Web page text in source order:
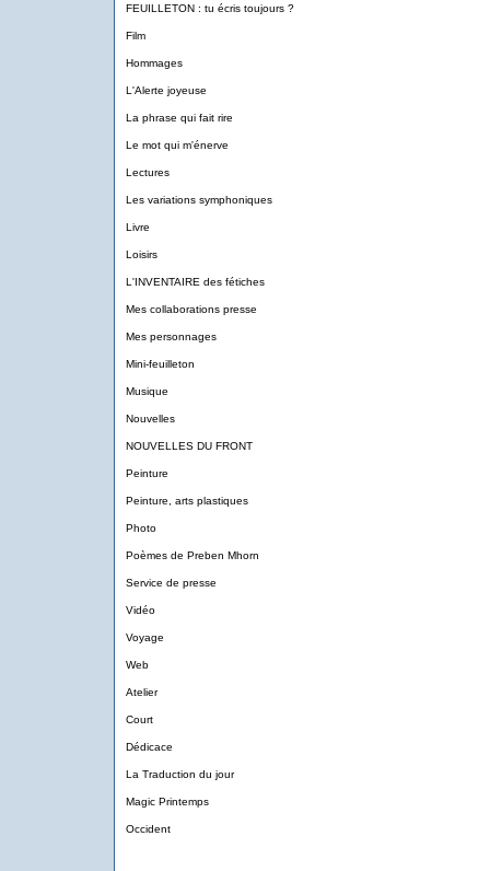
FEUILLETON : tu écris toujours ?
Film
Hommages
L'Alerte joyeuse
La phrase qui fait rire
Le mot qui m'énerve
Lectures
Les variations symphoniques
Livre
Loisirs
L'INVENTAIRE des fétiches
Mes collaborations presse
Mes personnages
Mini-feuilleton
Musique
Nouvelles
NOUVELLES DU FRONT
Peinture
Peinture, arts plastiques
Photo
Poèmes de Preben Mhorn
Service de presse
Vidéo
Voyage
Web
Atelier
Court
Dédicace
La Traduction du jour
Magic Printemps
Occident